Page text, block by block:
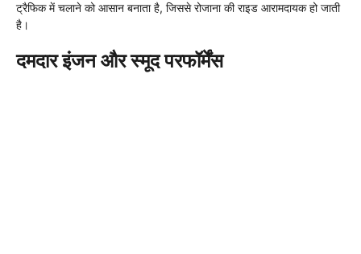
ट्रैफिक में चलाने को आसान बनाता है, जिससे रोजाना की राइड आरामदायक हो जाती
है।
दमदार इंजन और स्मूद परफॉर्मेंस